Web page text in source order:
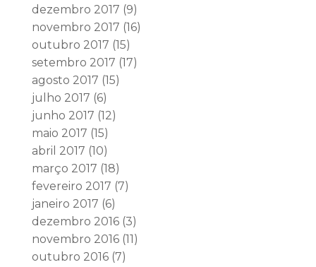
dezembro 2017 (9)
novembro 2017 (16)
outubro 2017 (15)
setembro 2017 (17)
agosto 2017 (15)
julho 2017 (6)
junho 2017 (12)
maio 2017 (15)
abril 2017 (10)
março 2017 (18)
fevereiro 2017 (7)
janeiro 2017 (6)
dezembro 2016(3)
novembro 2016(11)
outubro 2016(7)